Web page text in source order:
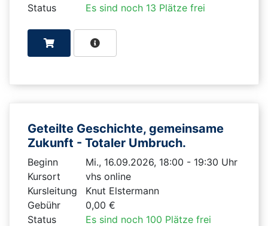
Status
Es sind noch 13 Plätze frei
Geteilte Geschichte, gemeinsame
Zukunft - Totaler Umbruch.
Beginn
Mi., 16.09.2026, 18:00 - 19:30 Uhr
Kursort
vhs online
Kursleitung
Knut Elstermann
Gebühr
0,00 €
Status
Es sind noch 100 Plätze frei